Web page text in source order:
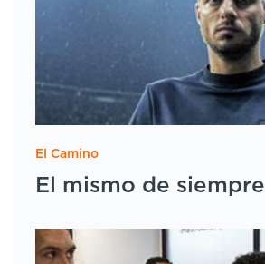
El Camino
El mismo de siempre